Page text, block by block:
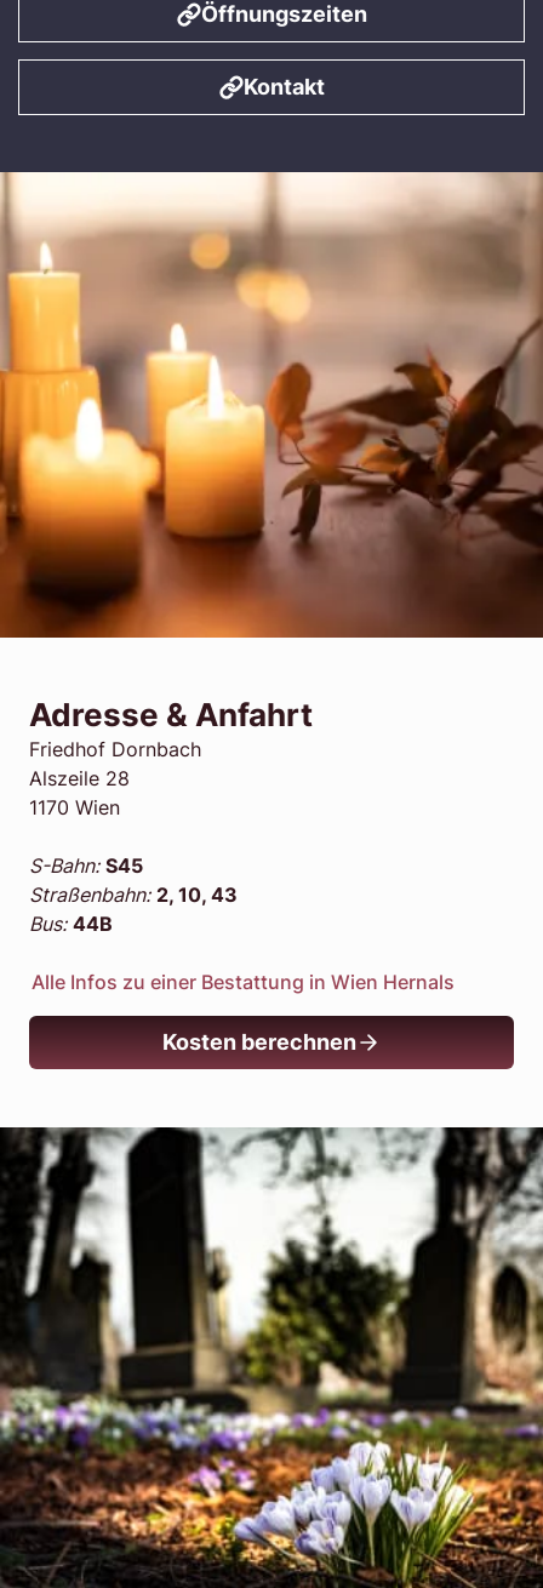
Öffnungszeiten
Kontakt
Adresse & Anfahrt
Friedhof Dornbach
Alszeile 28
1170 Wien
S-Bahn: S45
Straßenbahn: 2, 10, 43
Bus: 44B
Alle Infos zu einer Bestattung in Wien Hernals
Kosten berechnen